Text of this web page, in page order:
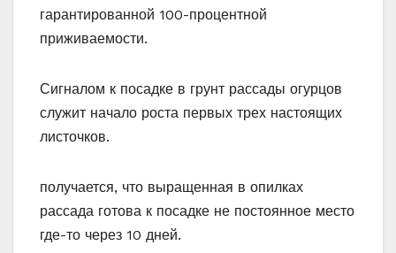
гарантированной 100-процентной
приживаемости.
Сигналом к посадке в грунт рассады огурцов
служит начало роста первых трех настоящих
листочков.
получается, что выращенная в опилках
рассада готова к посадке не постоянное место
где-то через 10 дней.